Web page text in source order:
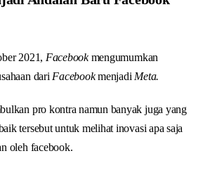
2021, Facebookmengumumkan
dari Facebookmenjadi Meta.
pro kontra namun banyak juga yang
tersebut untuk melihat inovasi apa saja
oleh facebook.